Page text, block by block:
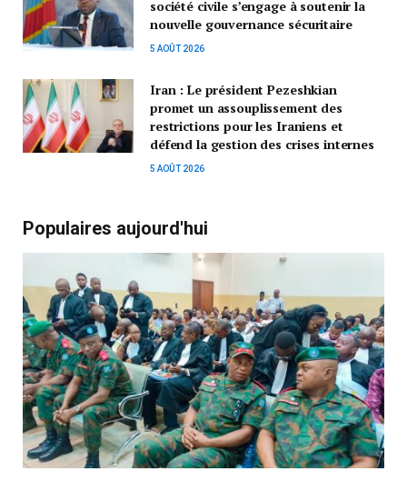
société civile s’engage à soutenir la
nouvelle gouvernance sécuritaire
5 AOÛT 2026
Iran : Le président Pezeshkian
promet un assouplissement des
restrictions pour les Iraniens et
défend la gestion des crises internes
5 AOÛT 2026
Populaires aujourd'hui